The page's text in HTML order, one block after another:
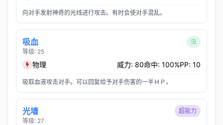
向对手发射神奇的光线进行攻击。有时会使对手混乱。
吸血
等级: 25
虫
物理 威力: 80命中: 100%PP: 10
吸取血液攻击对手。可以回复给予对手伤害的一半ＨＰ。
光墙
等级: 27
超能力